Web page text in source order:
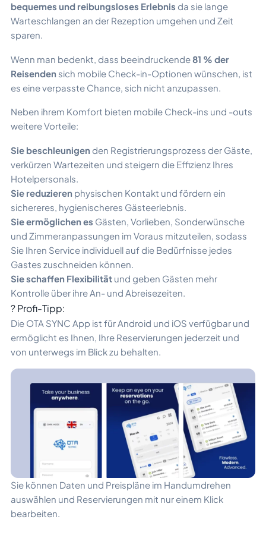
bequemes und reibungsloses Erlebnis da sie lange
Warteschlangen an der Rezeption umgehen und Zeit
sparen.
Wenn man bedenkt, dass beeindruckende81 % der
Reisenden sich mobile Check-in-Optionen wünschen, ist
es eine verpasste Chance, sich nicht anzupassen.
Neben ihrem Komfort bieten mobile Check-ins und -outs
weitere Vorteile:
Sie beschleunigen den Registrierungsprozess der Gäste,
verkürzen Wartezeiten und steigern die Effizienz Ihres
Hotelpersonals.
Sie reduzieren physischen Kontakt und fördern ein
sichereres, hygienischeres Gästeerlebnis.
Sie ermöglichen es Gästen, Vorlieben, Sonderwünsche
und Zimmeranpassungen im Voraus mitzuteilen, sodass
Sie Ihren Service individuell auf die Bedürfnisse jedes
Gastes zuschneiden können.
Sie schaffen Flexibilität und geben Gästen mehr
Kontrolle über ihre An- und Abreisezeiten.
? Profi-Tipp:
Die OTA SYNC App ist für Android und iOS verfügbar und
ermöglicht es Ihnen, Ihre Reservierungen jederzeit und
von unterwegs im Blick zu behalten.
Sie können Daten und Preispläne im Handumdrehen
auswählen und Reservierungen mit nur einem Klick
bearbeiten.